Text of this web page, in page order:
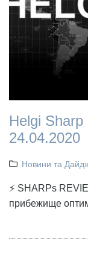
Helgi
24.04.2020
Новини та
⚡ SHARPs
прибежище